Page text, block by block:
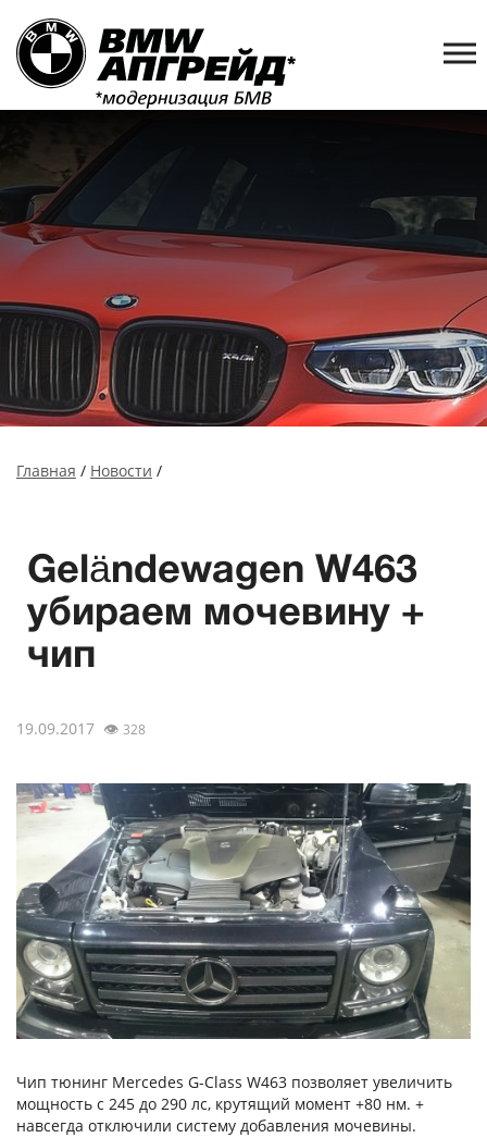
Главная / Новости /
Geländewagen W463
убираем мочевину +
чип
19.09.2017 👁 328
Чип тюнинг Mercedes G-Class W463 позволяет увеличить
мощность с 245 до 290 лс, крутящий момент +80 нм. +
навсегда отключили систему добавления мочевины.